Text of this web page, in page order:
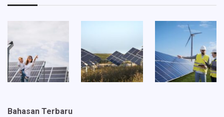
Bahasan Terbaru